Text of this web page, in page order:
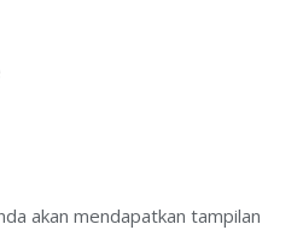
akan mendapatkan tampilan